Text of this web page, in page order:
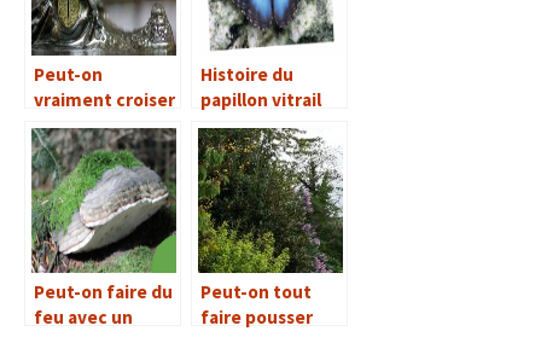
Peut-on
vraiment croiser
un crocodile
dans les égouts ?
Histoire du
papillon vitrail
Peut-on faire du
feu avec un
Peut-on tout
faire pousser